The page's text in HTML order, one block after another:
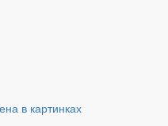
в картинках